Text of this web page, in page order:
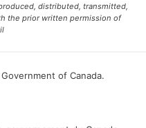
distributed, transmitted,
the prior written permission of
of Canada.